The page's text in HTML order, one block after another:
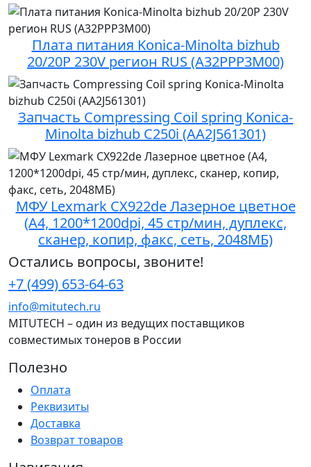
Плата питания Konica-Minolta bizhub
20/20P 230V регион RUS (A32PPP3M00)
Запчасть Compressing Coil spring Konica-
Minolta bizhub C250i (AA2J561301)
МФУ Lexmark CX922de Лазерное цветное
(A4, 1200*1200dpi, 45 стр/мин, дуплекс,
сканер, копир, факс, сеть, 2048MБ)
Остались вопросы, звоните!
+7 (499) 653-64-63
info@mitutech.ru
MITUTECH – один из ведущих поставщиков
совместимых тонеров в России
Полезно
Оплата
Реквизиты
Доставка
Возврат товаров